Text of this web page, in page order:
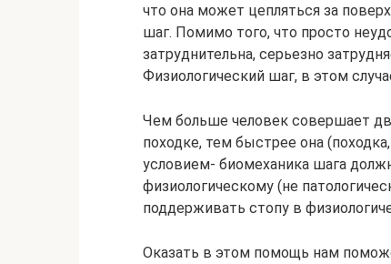
что она может цепляться за
шаг. Помимо того, что просто
затруднительна, серьезно
Физиологический шаг, в этом
Чем больше человек совершает
походке, тем быстрее она
условием- биомеханика шага
физиологическому (не
поддерживать стопу в
Оказать в этом помощь нам